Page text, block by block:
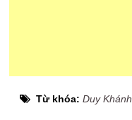
Từ khóa:Duy Khánh